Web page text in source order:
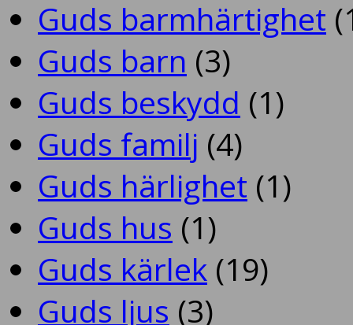
Guds barmhärtighet
Guds barn (3)
Guds beskydd (1)
Guds familj (4)
Guds härlighet (1)
Guds hus (1)
Guds kärlek (19)
Guds ljus (3)